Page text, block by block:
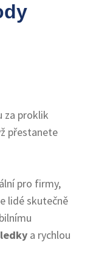
za proklik
přestanete
pro firmy,
lidé skutečně
a rychlou